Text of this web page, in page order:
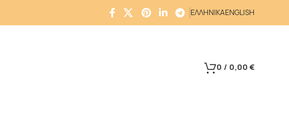
ΕΛΛΗΝΙΚΑENGLISH
0 / 0,00 €